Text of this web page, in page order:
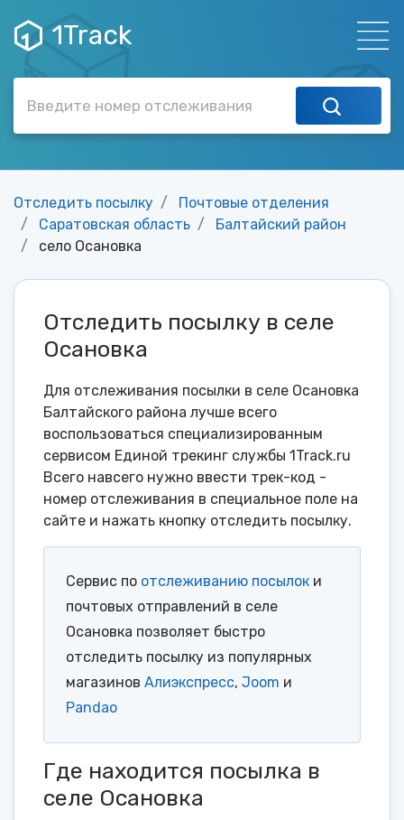
1Track
Отследить посылку
Почтовые отделения
Саратовская область
Балтайский район
село Осановка
Отследить посылку в селе
Осановка
Для отслеживания посылки в селе Осановка
Балтайского района лучше всего
воспользоваться специализированным
сервисом Единой трекинг службы 1Track.ru
Всего навсего нужно ввести трек-код -
номер отслеживания в специальное поле на
сайте и нажать кнопку отследить посылку.
Сервис по отслеживанию посылок и
почтовых отправлений в селе
Осановка позволяет быстро
отследить посылку из популярных
магазинов Алиэкспресс, Joom и
Pandao
Где находится посылка в
селе Осановка